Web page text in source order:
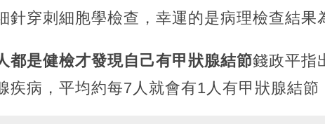
針穿刺細胞學檢查，幸運的是病理檢查結果
都是健檢才發現自己有甲狀腺結節錢政平指
疾病，平均約每7人就會有1人有甲狀腺結節